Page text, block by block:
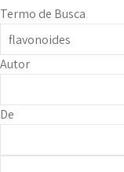
Termo de Busca
Autor
De